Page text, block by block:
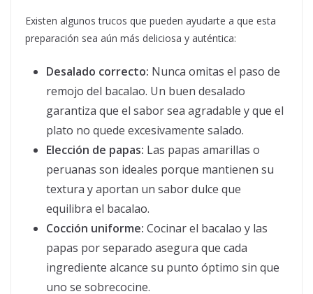
Existen algunos trucos que pueden ayudarte a que esta
preparación sea aún más deliciosa y auténtica:
Desalado correcto: Nunca omitas el paso de
remojo del bacalao. Un buen desalado
garantiza que el sabor sea agradable y que el
plato no quede excesivamente salado.
Elección de papas: Las papas amarillas o
peruanas son ideales porque mantienen su
textura y aportan un sabor dulce que
equilibra el bacalao.
Cocción uniforme: Cocinar el bacalao y las
papas por separado asegura que cada
ingrediente alcance su punto óptimo sin que
uno se sobrecocine.